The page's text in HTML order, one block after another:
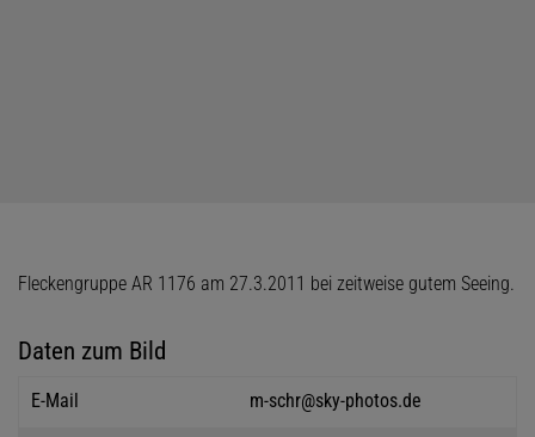
Fleckengruppe AR 1176 am 27.3.2011 bei zeitweise gutem Seeing.
Daten zum Bild
E-Mail m-schr@sky-photos.de